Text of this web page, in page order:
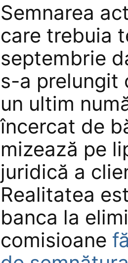
Semnarea
care trebuia
septembrie
s-a prelungit
un ultim
încercat de
mizează pe
juridică a
Realitatea
banca la
comisioane